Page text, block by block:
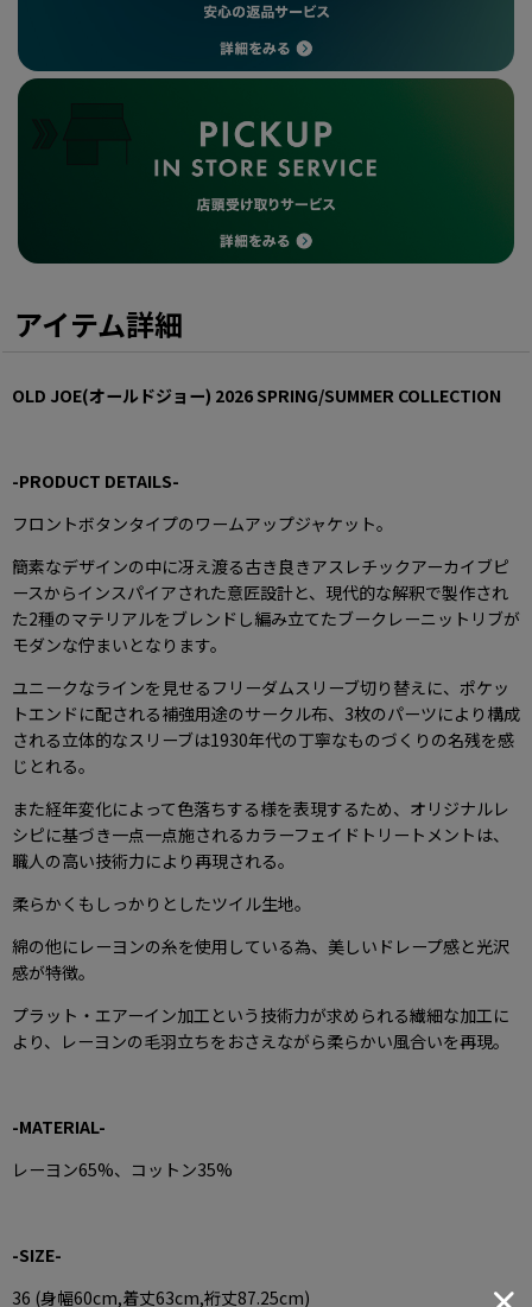
アイテム詳細
OLD JOE(オールドジョー) 2026 SPRING/SUMMER COLLECTION
-PRODUCT DETAILS-
フロントボタンタイプのワームアップジャケット。
簡素なデザインの中に冴え渡る古き良きアスレチックアーカイブピ
ースからインスパイアされた意匠設計と、現代的な解釈で製作され
た2種のマテリアルをブレンドし編み立てたブークレーニットリブが
モダンな佇まいとなります。
ユニークなラインを見せるフリーダムスリーブ切り替えに、ポケッ
トエンドに配される補強用途のサークル布、3枚のパーツにより構成
される立体的なスリーブは1930年代の丁寧なものづくりの名残を感
じとれる。
また経年変化によって色落ちする様を表現するため、オリジナルレ
シピに基づき一点一点施されるカラーフェイドトリートメントは、
職人の高い技術力により再現される。
柔らかくもしっかりとしたツイル生地。
綿の他にレーヨンの糸を使用している為、美しいドレープ感と光沢
感が特徴。
プラット・エアーイン加工という技術力が求められる繊細な加工に
より、レーヨンの毛羽立ちをおさえながら柔らかい風合いを再現。
-MATERIAL-
レーヨン65%、コットン35%
-SIZE-
36 (身幅60cm,着丈63cm,裄丈87.25cm)